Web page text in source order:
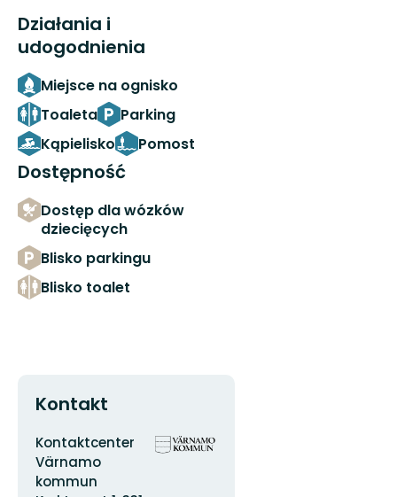
Działania i
udogodnienia
Miejsce na ognisko
Toaleta
Parking
Kąpielisko
Pomost
Dostępność
Dostęp dla wózków
dziecięcych
Blisko parkingu
Blisko toalet
Kontakt
Adres
Kontaktcenter
Värnamo
kommun
Logotyp
organizacji